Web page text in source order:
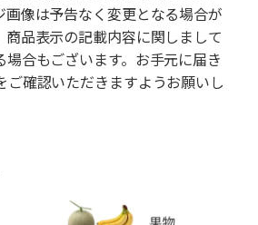
像は予告なく変更となる場合が
商品表示の記載内容に関しまして
場合もございます。お手元に届き
ご確認いただきますようお願いし